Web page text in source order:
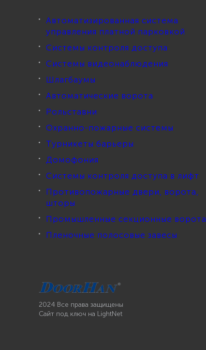
Автоматизированная система
управления платной парковкой
Системы контроля доступа
Системы видеонаблюдения
Шлагбаумы
Автоматические ворота
Рольставни
Охранно-пожарные системы
Турникеты барьеры
Домофония
Системы контроля доступа в лифт
Противопожарные двери, ворота,
шторы
Промышленные секционные ворота
Пленочные полосовые завесы
2024 Все права защищены
Сайт под ключ на LightNet